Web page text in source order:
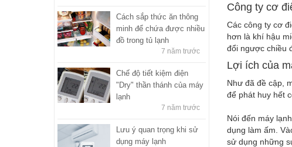
Công ty cơ
Các công ty cơ
hơn là khí hậu
đổi ngược chiều
Lợi ích của
Như đã đề cập,
để phát huy hết
Nói đến máy
dụng làm ấm.
sử dụng những
Cách sắp thức ăn thông
minh để chứa được nhiều
đồ trong tủ lạnh
7 năm trước
Chế độ tiết kiệm điện
"Dry" thần thánh của máy
lạnh
7 năm trước
Lưu ý quan trọng khi sử
dụng máy lạnh